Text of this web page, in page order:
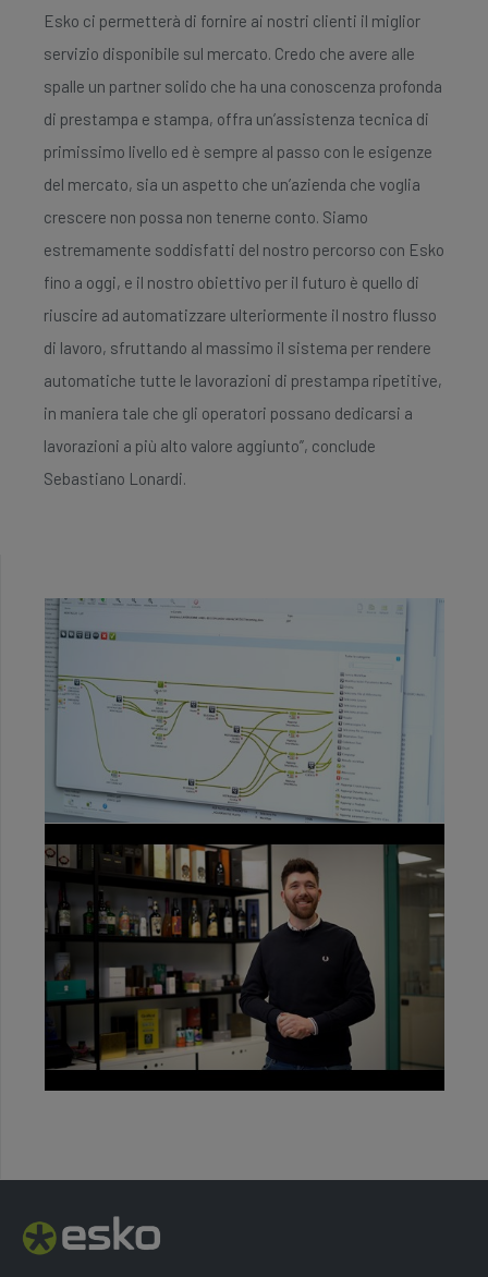
Esko ci permetterà di fornire ai nostri clienti il miglior
servizio disponibile sul mercato. Credo che avere alle
spalle un partner solido che ha una conoscenza profonda
di prestampa e stampa, offra un’assistenza tecnica di
primissimo livello ed è sempre al passo con le esigenze
del mercato, sia un aspetto che un’azienda che voglia
crescere non possa non tenerne conto. Siamo
estremamente soddisfatti del nostro percorso con Esko
fino a oggi, e il nostro obiettivo per il futuro è quello di
riuscire ad automatizzare ulteriormente il nostro flusso
di lavoro, sfruttando al massimo il sistema per rendere
automatiche tutte le lavorazioni di prestampa ripetitive,
in maniera tale che gli operatori possano dedicarsi a
lavorazioni a più alto valore aggiunto”, conclude
Sebastiano Lonardi.